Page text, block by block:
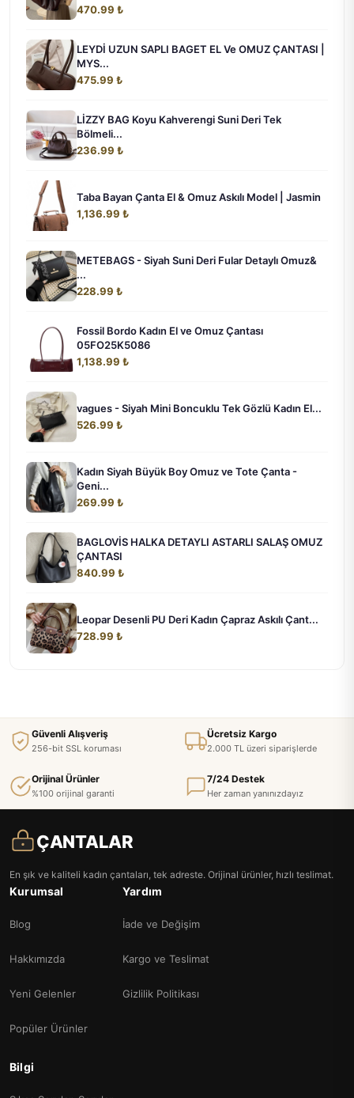
470.99 ₺
LEYDİ UZUN SAPLI BAGET EL Ve OMUZ ÇANTASI |
MYS...
475.99 ₺
LİZZY BAG Koyu Kahverengi Suni Deri Tek
Bölmeli...
236.99 ₺
Taba Bayan Çanta El & Omuz Askılı Model | Jasmin
1,136.99 ₺
METEBAGS - Siyah Suni Deri Fular Detaylı Omuz&
...
228.99 ₺
Fossil Bordo Kadın El ve Omuz Çantası
05FO25K5086
1,138.99 ₺
vagues - Siyah Mini Boncuklu Tek Gözlü Kadın El...
526.99 ₺
Kadın Siyah Büyük Boy Omuz ve Tote Çanta -
Geni...
269.99 ₺
BAGLOVİS HALKA DETAYLI ASTARLI SALAŞ OMUZ
ÇANTASI
840.99 ₺
Leopar Desenli PU Deri Kadın Çapraz Askılı Çant...
728.99 ₺
Güvenli Alışveriş
256-bit SSL koruması
Ücretsiz Kargo
2.000 TL üzeri siparişlerde
Orijinal Ürünler
%100 orijinal garanti
7/24 Destek
Her zaman yanınızdayız
ÇANTALAR
En şık ve kaliteli kadın çantaları, tek adreste. Orijinal ürünler, hızlı teslimat.
Kurumsal
Blog
Hakkımızda
Yeni Gelenler
Popüler Ürünler
Yardım
İade ve Değişim
Kargo ve Teslimat
Gizlilik Politikası
Bilgi